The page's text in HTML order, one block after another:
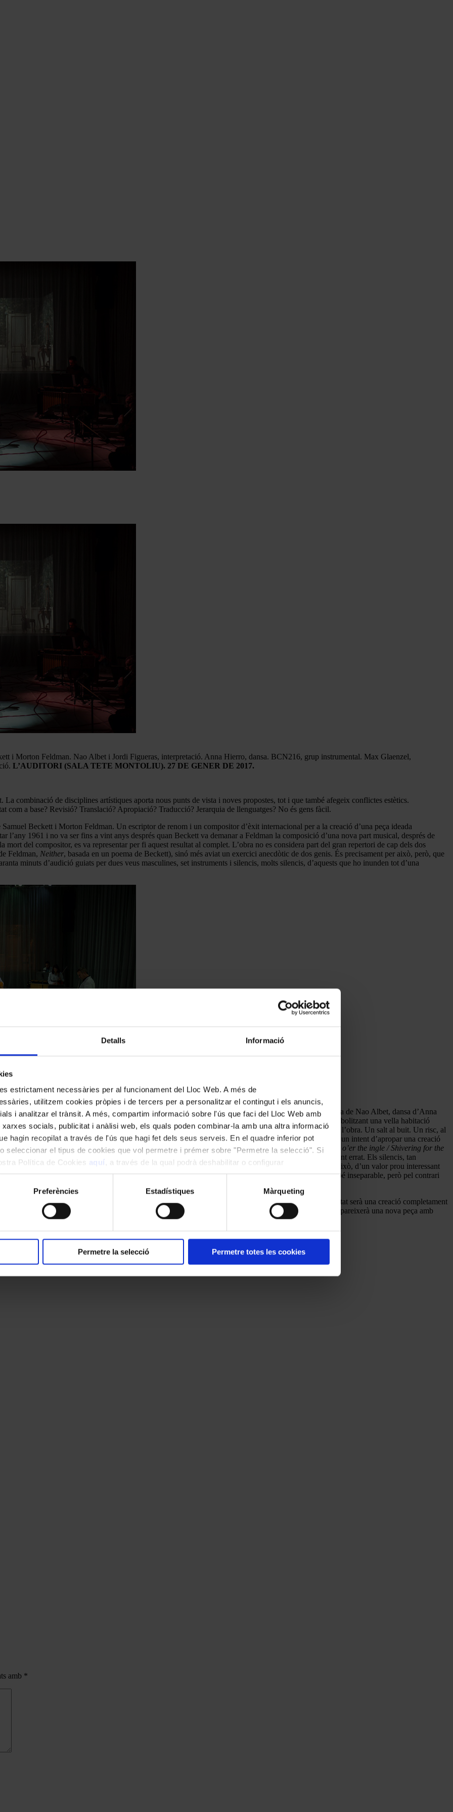
Detalls Informació
estrictament necessàries per al funcionament del Lloc Web. A més de
utilitzem cookies pròpies i de tercers per a personalitzar el contingut i els anuncis,
i analitzar el trànsit. A més, compartim informació sobre l'ús que faci del Lloc Web amb
socials, publicitat i anàlisi web, els quals poden combinar-la amb una altra informació
hagin recopilat a través de l'ús que hagi fet dels seus serveis. En el quadre inferior pot
seleccionar el tipus de cookies que vol permetre i prémer sobre "Permetre la selecció". Si
Política de Cookies aquí
, a través de la qual podrà deshabilitar o configurar
Preferències Estadístiques Màrqueting
Permetre la selecció Permetre totes les cookies
i Morton Feldman. Nao Albet i Jordi Figueras, interpretació. Anna Hierro, dansa. BCN216, grup instrumental. Max Glaenzel,
L’AUDITORI (SALA TETE MONTOLIU). 27 DE GENER DE 2017.
combinació de disciplines artístiques aporta nous punts de vista i noves propostes, tot i que també afegeix conflictes estètics.
com a base? Revisió? Translació? Apropiació? Traducció? Jerarquia de llenguatges? No és gens fàcil.
Samuel Beckett i Morton Feldman. Un escriptor de renom i un compositor d’èxit internacional per a la creació d’una peça ideada
l’any 1961 i no va ser fins a vint anys després quan Beckett va demanar a Feldman la composició d’una nova part musical, després de
mort del compositor, es va representar per fi aquest resultat al complet. L’obra no es considera part del gran repertori de cap dels dos
Feldman, Neither, basada en un poema de Beckett), sinó més aviat un exercici anecdòtic de dos genis. És precisament per això, però, que
minuts d’audició guiats per dues veus masculines, set instruments i silencis, molts silencis, d’aquests que ho inunden tot d’una
el cap de setmana passat en una proposta escènica per a aquest Words and music. Direcció d’escena de Nao Albet, dansa d’Anna
Albet mateix. Un escenari dividit en dues escenes de gran contrast –un segon pla més expressionista simbolitzant una vella habitació
plàstiques de sang–, separats per una projecció. Un nou llenguatge, aquesta vegada escènic, sobre l’obra. Un salt al buit. Un risc, al
que els universos de Beckett i Feldman proposen. I, malauradament, no va funcionar. Potser en un intent d’apropar una creació
excessivament directes, només una superfície del discurs. “Age is when to a man / Huddled o’er the ingle / Shivering for the
correspondre amb sang, cadires de rodes o roses uns conceptes de l’edat o la mort com aquests és totalment errat. Els silencis, tan
radicalment les sensacions viscudes davant l’obra original. ¿Era el nou resultat, no obstant això, d’un valor prou interessant
als llimbs d’una certa indiferència. La proposta de Nao Albet naixia estretament lligada a l’original, gairebé inseparable, però pel contrari
quan es tracta de revisitar una obra ja creada prèviament. Però sí s’ha de tenir com a base que el resultat serà una creació completament
que influencien aquesta revisió i una sensibilitat molt i molt particular cap als altres llenguatges apareixerà una nova peça amb
la nova obra als bars i tertúlies posteriors entre els espectadors.
amb *